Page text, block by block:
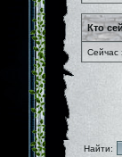
Кто
Сейчас
Найти: